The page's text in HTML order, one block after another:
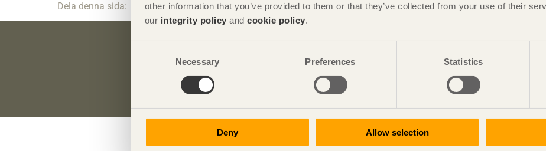
other information that you’ve provided to them or that they’ve collected from your use of their
our integrity policy and cookie policy.
Necessary Preferences Statistics
Deny Allow selection
Dela denna sida:
Bli inspirerad och lär dig mer om trä
Anmäl dig här för att få information om publikationer, seminarier och Svenskt Träs
Anmäl dig för att få inspiration
Visa sajtkarta